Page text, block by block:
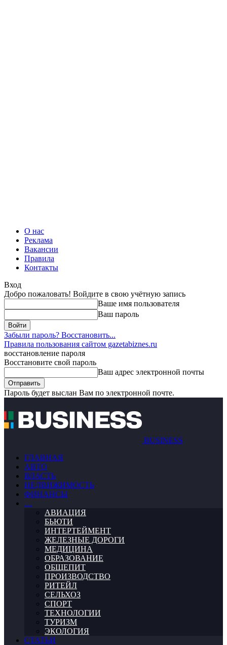
О нас
Реклама
Вакансии
Правила
Контакты
Вход
Добро пожаловать! Войдите в свою учётную запись
Ваше имя пользователя
Ваш пароль
Забыли пароль? Восстановить...
Правила пользования сайтом gazetabiznes.ru
восстановление пароля
Восстановите свой пароль
Ваш адрес электронной почты
Пароль будет выслан Вам по электронной почте.
BUSINESS
ГЛАВНАЯ
АВТО
ВЛАСТЬ
НЕДВИЖИМОСТЬ
ФИНАНСЫ
…
АВИАЦИЯ
БЬЮТИ
ИНТЕРТЕЙМЕНТ
ЖЕЛЕЗНЫЕ ДОРОГИ
МЕДИЦИНА
ОБРАЗОВАНИЕ
ОБЩЕПИТ
ПРОИЗВОДСТВО
РИТЕЙЛ
СЕЛЬХОЗ
СПОРТ
ТЕХНОЛОГИИ
ТУРИЗМ
ЭКОЛОГИЯ
СТАТЬИ